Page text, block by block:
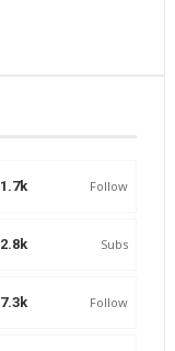
1.7k Follow
2.8k Subs
7.3k Follow